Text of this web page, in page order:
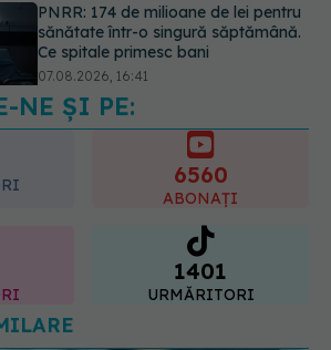
Ce spune culoarea ta preferată
despre vârsta pe care o ai. Care
este "codul cromatic" al generațiilor
07.08.2026, 21:29
NE ȘI PE:
6560
ABONAȚI
1401
URMĂRITORI